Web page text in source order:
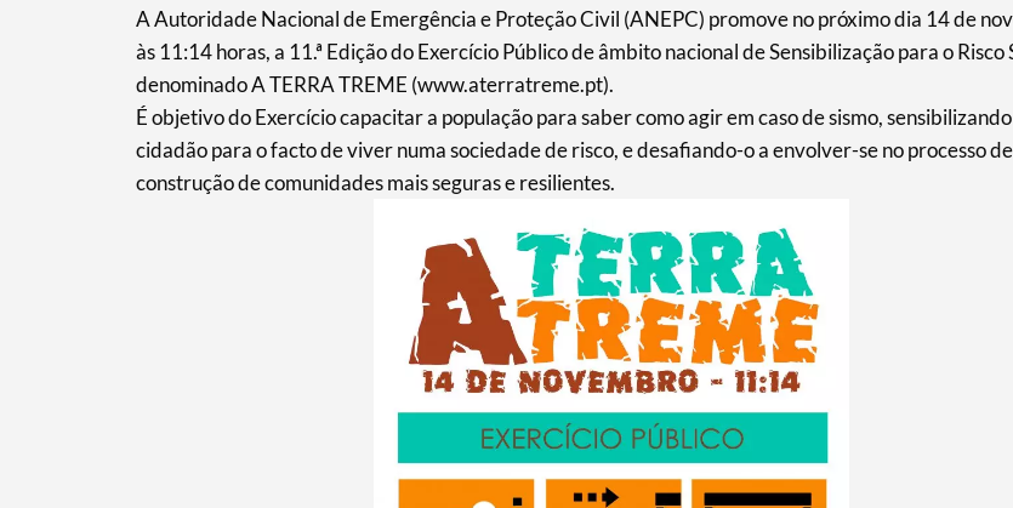
Termo de Pesquisa
Categorias gerais
A Autoridade Nacional de Emergência e Proteção Civil (ANEPC) promove no próximo dia 14 de
às 11:14 horas, a 11.ª Edição do Exercício Público de âmbito nacional de Sensibilização para o Risco
denominado A TERRA TREME (www.aterratreme.pt).
É objetivo do Exercício capacitar a população para saber como agir em caso de sismo,
cidadão para o facto de viver numa sociedade de risco, e desafiando-o a envolver-se no processo de
construção de comunidades mais seguras e resilientes.